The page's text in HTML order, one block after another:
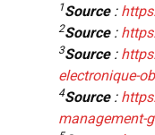
1Source :
2Source :
3Source:
electronique-
4Source:
management-